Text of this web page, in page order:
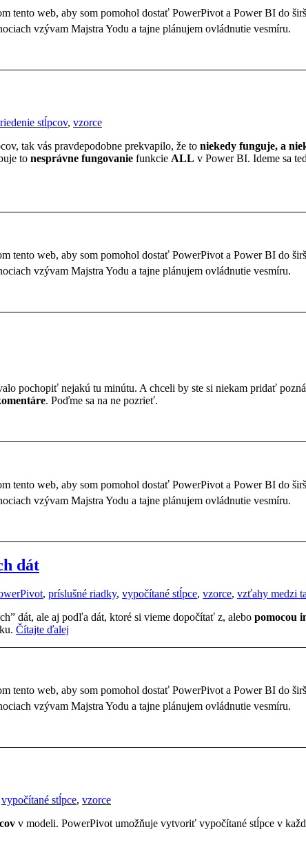
tento web, aby som pomohol dostať PowerPivot a Power BI do
vzývam Majstra Yodu a tajne plánujem ovládnutie vesmíru.
stĺpcov, vzorce
tak vás pravdepodobne prekvapilo, že to niekedy funguje, a
to nesprávne fungovanie funkcie ALL v Power BI. Ideme sa
tento web, aby som pomohol dostať PowerPivot a Power BI do
vzývam Majstra Yodu a tajne plánujem ovládnutie vesmíru.
pochopiť nejakú tu minútu. A chceli by ste si niekam pridať
. Poďme sa na ne pozrieť.
tento web, aby som pomohol dostať PowerPivot a Power BI do
vzývam Majstra Yodu a tajne plánujem ovládnutie vesmíru.
dát
, príslušné riadky, vypočítané stĺpce, vzorce, vzťahy medzi
dát, ale aj podľa dát, ktoré si vieme dopočítať z, alebo pomocou
Čítajte ďalej
tento web, aby som pomohol dostať PowerPivot a Power BI do
vzývam Majstra Yodu a tajne plánujem ovládnutie vesmíru.
vypočítané stĺpce, vzorce
v modeli. PowerPivot umožňuje vytvoriť vypočítané stĺpce v